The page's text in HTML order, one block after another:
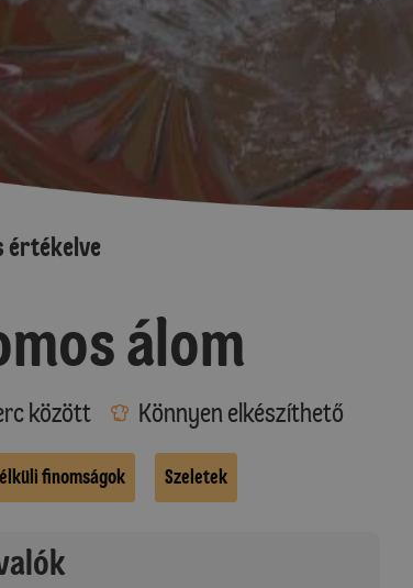
értékelve
álom
között Könnyen elkészíthető
finomságok Szeletek